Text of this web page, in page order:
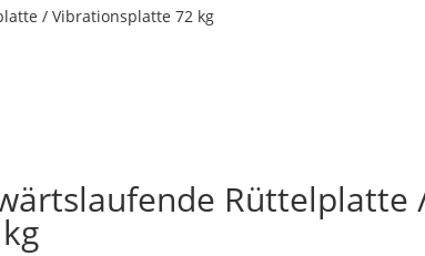
/ Vibrationsplatte 72 kg
Rüttelplatte